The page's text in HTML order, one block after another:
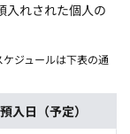
入れされた個人の
ジュールは下表の通
預入日（予定）